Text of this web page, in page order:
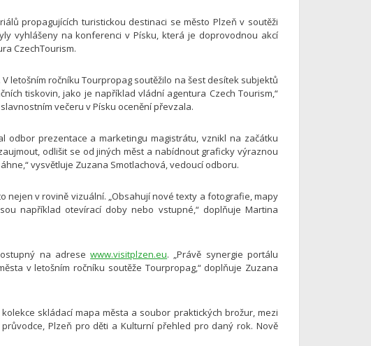
propagujících turistickou destinaci se město Plzeň v soutěži
vyhlášeny na konferenci v Písku, která je doprovodnou akcí
CzechTourism.
letošním ročníku Tourpropag soutěžilo na šest desítek subjektů
tiskovin, jako je například vládní agentura Czech Tourism,“
večeru v Písku ocenění převzala.
odbor prezentace a marketingu magistrátu, vznikl na začátku
odlišit se od jiných měst a nabídnout graficky výraznou
vysvětluje Zuzana Smotlachová, vedoucí odboru.
nejen v rovině vizuální. „Obsahují nové texty a fotografie, mapy
například otevírací doby nebo vstupné,“ doplňuje Martina
na adresewww.visitplzen.eu. „Právě synergie portálu
v letošním ročníku soutěže Tourpropag,“ doplňuje Zuzana
skládací mapa města a soubor praktických brožur, mezi
Plzeň pro děti a Kulturní přehled pro daný rok. Nově